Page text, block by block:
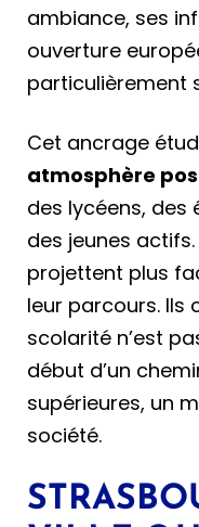
ambiance, ses
ouverture
particulièrement
Cet ancrage
atmosphère
des lycéens, des
des jeunes
projettent plus
leur parcours. Ils
scolarité n’est
début d’un
supérieures, un
société.